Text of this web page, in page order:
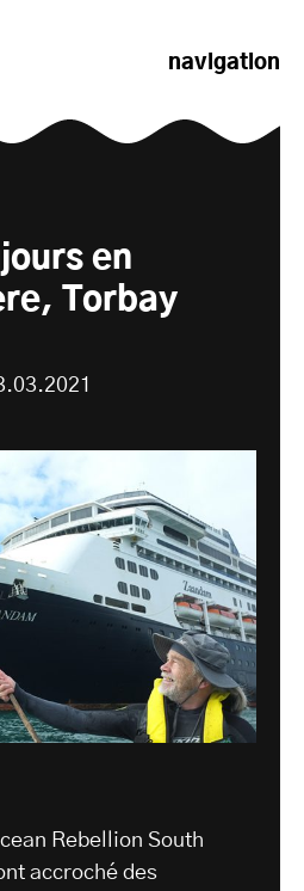
navigation
en
Torbay
Rebellion South
accroché des